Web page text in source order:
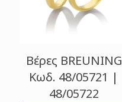
Βέρες BREUNING
Κωδ. 48/05721 |
48/05722